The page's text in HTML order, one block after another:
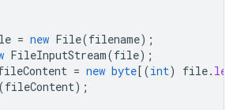
= new File(filename);
FileInputStream(file);
= new byte[ (int) file.
(fileContent);